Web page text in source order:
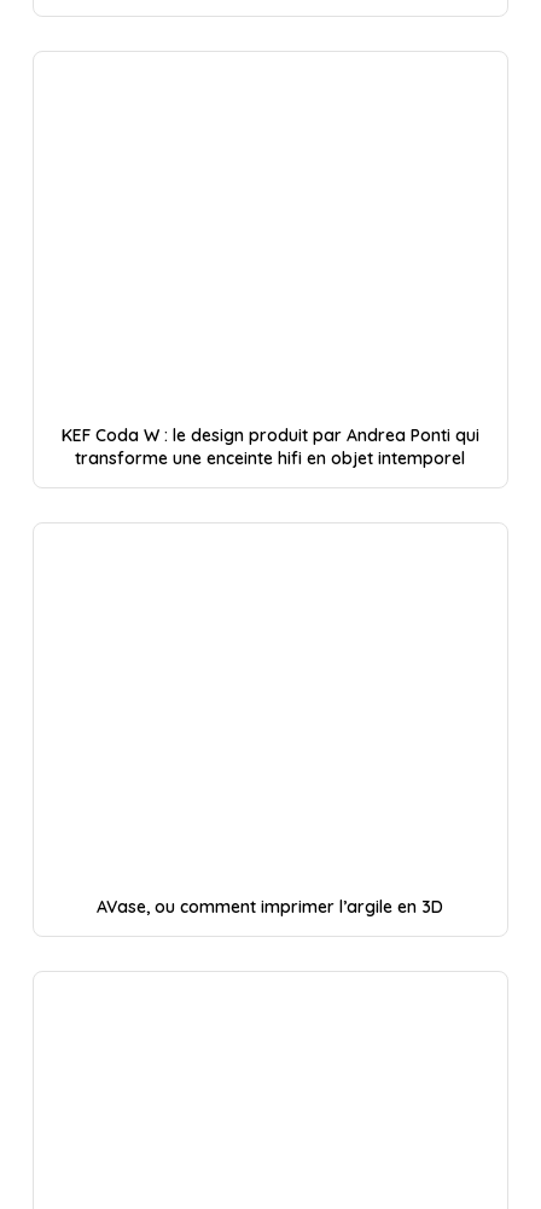
KEF Coda W : le design produit par Andrea Ponti qui
transforme une enceinte hifi en objet intemporel
AVase, ou comment imprimer l’argile en 3D